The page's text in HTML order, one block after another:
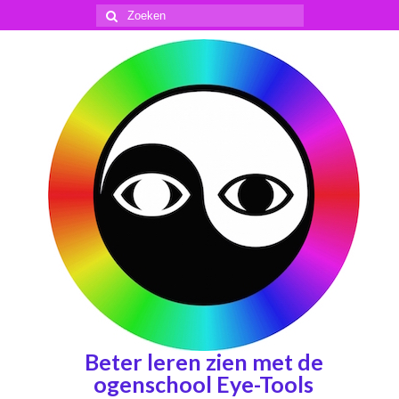
Zoeken
naar:
Beter leren zien met de
ogenschool Eye-Tools